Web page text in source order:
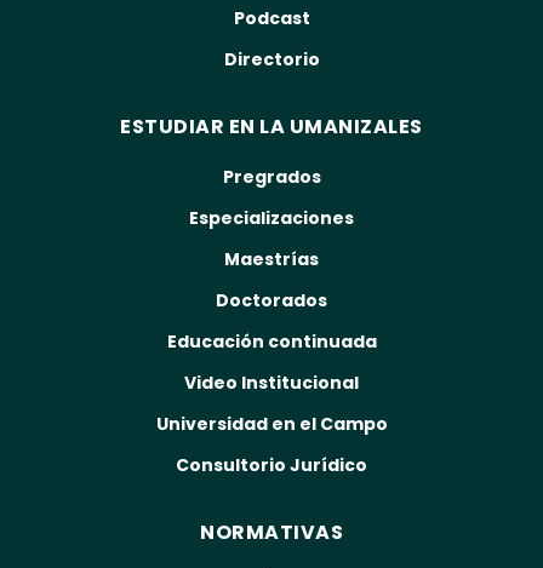
Podcast
Directorio
ESTUDIAR EN LA UMANIZALES
Pregrados
Especializaciones
Maestrías
Doctorados
Educación continuada
Video Institucional
Universidad en el Campo
Consultorio Jurídico
NORMATIVAS